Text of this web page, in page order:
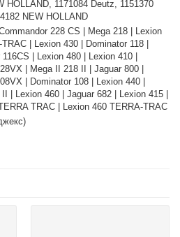
HOLLAND, 1171084 Deutz, 1151370
NEW HOLLAND
228 CS | Mega 218 | Lexion
| Lexion 430 | Dominator 118 |
| Lexion 480 | Lexion 410 |
| Mega II 218 II | Jaguar 800 |
| Dominator 108 | Lexion 440 |
| Lexion 460 | Jaguar 682 | Lexion 415 |
TRAC | Lexion 460 TERRA-TRAC